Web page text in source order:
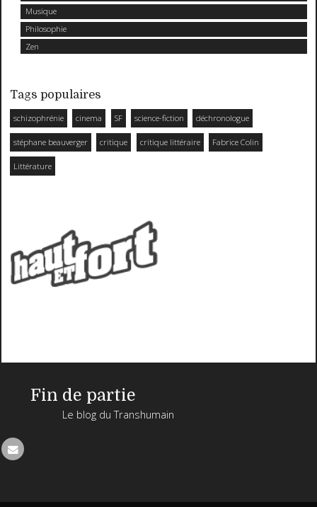
Musique
Philosophie
Zen
Tags populaires
schizophrénie cinema SF science-fiction déchronologue
stéphane beauverger critique critique littéraire Fabrice Colin
Littérature
Fin de partie
Le blog du Transhumain